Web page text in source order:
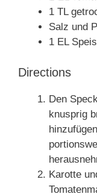
1 TL
Salz und
1 EL
Directions
Den
knusprig
Karotte